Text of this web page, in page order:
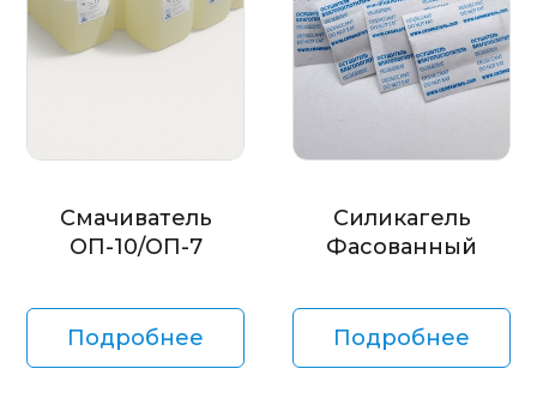
Смачиватель
ОП-10/ОП-7
Подробнее
Силикагель
Фасованный
Подробнее